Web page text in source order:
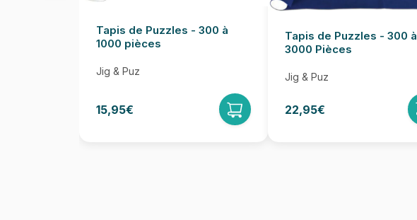
Tapis de Puzzles - 300 à
1000 pièces
Jig & Puz
15,95€
Tapis de Puzzles - 300 à
3000 Pièces
Jig & Puz
22,95€